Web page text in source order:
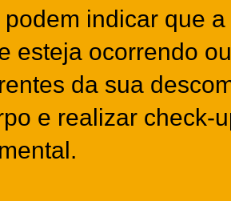
podem indicar que
esteja ocorrendo
da sua
e realizar check-